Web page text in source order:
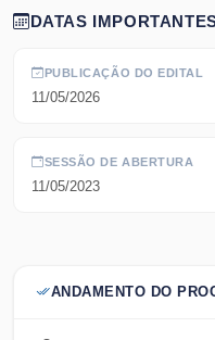
DATAS
PUBLICAÇÃO DO EDITAL
11/05/2026
SESSÃO DE ABERTURA
11/05/2023
ANDAMENTO DO